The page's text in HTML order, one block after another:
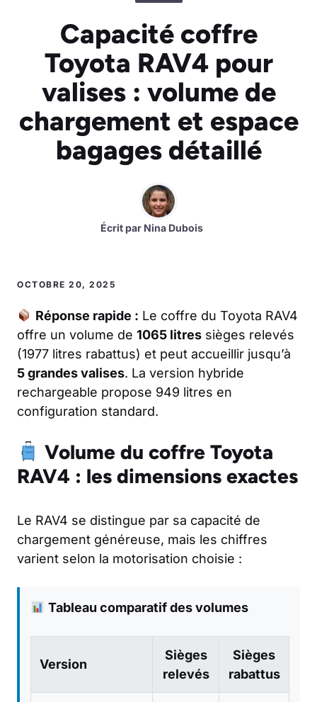
Capacité coffre
Toyota RAV4 pour
valises : volume de
chargement et espace
bagages détaillé
Écrit par Nina Dubois
OCTOBRE 20, 2025
Réponse rapide : Le coffre du Toyota RAV4
offre un volume de 1065 litres sièges relevés
(1977 litres rabattus) et peut accueillir jusqu’à
5 grandes valises. La version hybride
rechargeable propose 949 litres en
configuration standard.
Volume du coffre Toyota
RAV4 : les dimensions exactes
Le RAV4 se distingue par sa capacité de
chargement généreuse, mais les chiffres
varient selon la motorisation choisie :
Tableau comparatif des volumes
Version
Sièges
relevés
Sièges
rabattus